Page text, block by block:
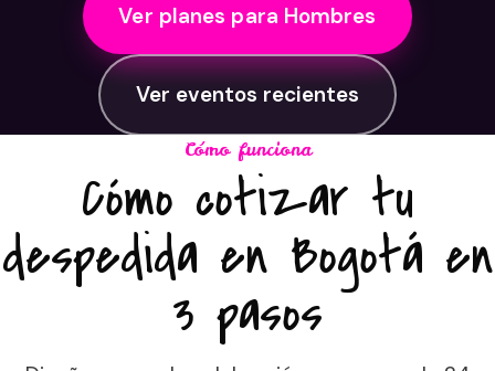
Ver planes para Hombres
Ver eventos recientes
Cómo funciona
Cómo cotizar tu
despedida en Bogotá en
3 pasos